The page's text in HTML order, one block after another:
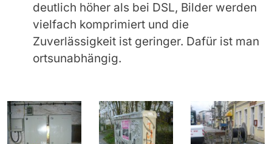
deutlich höher als bei DSL, Bilder werden
vielfach komprimiert und die
Zuverlässigkeit ist geringer. Dafür ist man
ortsunabhängig.